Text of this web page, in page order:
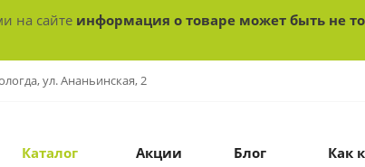
на сайте информация о товаре может быть не
ул. Ананьинская, 2
Каталог Акции Блог Как